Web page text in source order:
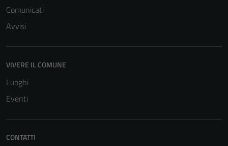
Comunicati
Avvisi
VIVERE IL COMUNE
Luoghi
Eventi
CONTATTI